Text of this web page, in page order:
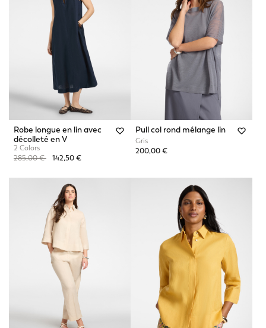
Robe longue en lin avec
décolleté en V
2 Colors
Price reduced from
285,00 €to142,50 €
Pull col rond mélange lin
Gris
200,00 €